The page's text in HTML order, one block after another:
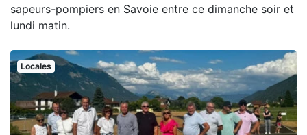
sapeurs-pompiers en Savoie entre ce dimanche soir et
lundi matin.
Locales